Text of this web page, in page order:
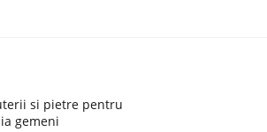
si pietre pentru
gemeni